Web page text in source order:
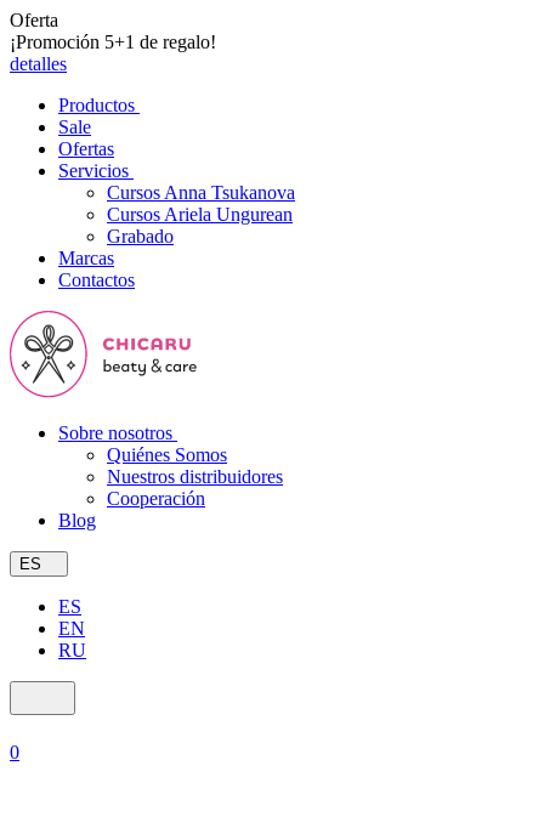
Oferta
¡Promoción 5+1 de regalo!
detalles
Productos
Sale
Ofertas
Servicios
Cursos Anna Tsukanova
Cursos Ariela Ungurean
Grabado
Marcas
Contactos
Sobre nosotros
Quiénes Somos
Nuestros distribuidores
Cooperación
Blog
ES
ES
EN
RU
0